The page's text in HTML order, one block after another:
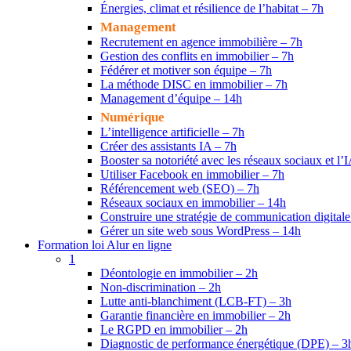
Énergies, climat et résilience de l’habitat – 7h
Management
Recrutement en agence immobilière – 7h
Gestion des conflits en immobilier – 7h
Fédérer et motiver son équipe – 7h
La méthode DISC en immobilier – 7h
Management d’équipe – 14h
Numérique
L’intelligence artificielle – 7h
Créer des assistants IA – 7h
Booster sa notoriété avec les réseaux sociaux et
Utiliser Facebook en immobilier – 7h
Référencement web (SEO) – 7h
Réseaux sociaux en immobilier – 14h
Construire une stratégie de communication
Gérer un site web sous WordPress – 14h
Formation loi Alur en ligne
1
Déontologie en immobilier – 2h
Non-discrimination – 2h
Lutte anti-blanchiment (LCB-FT) – 3h
Garantie financière en immobilier – 2h
Le RGPD en immobilier – 2h
Diagnostic de performance énergétique (DPE) –